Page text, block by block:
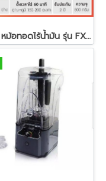
Tefal หม้อทอดไร้น้ำมัน รุ่น FX1000TH | รับประกัน 2 ปี